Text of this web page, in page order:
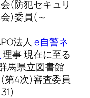
(防犯セキュリ
)委員(～
法人e自警ネ
理事 現在に至る
馬県立図書館
第4次)審査委員